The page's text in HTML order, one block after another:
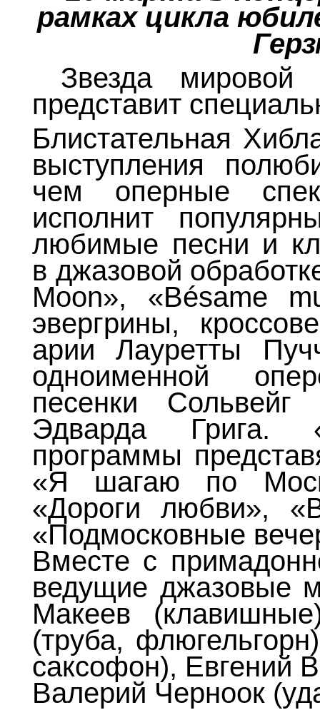
рамках цикла
Звезда мировой
представит
Блистательная
выступления
чем оперные
исполнит
любимые песни и
в джазовой
Moon», «Bésame
эвергрины,
арии Лауретты
одноименной
песенки
Эдварда Грига.
программы
«Я шагаю по
«Дороги любви»,
«Подмосковные
Вместе с
ведущие джазовые
Макеев
(труба,
саксофон), Евгений
Валерий Черноок